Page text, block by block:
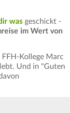
was geschickt -
im Wert von
Kollege Marc
Und in "Guten